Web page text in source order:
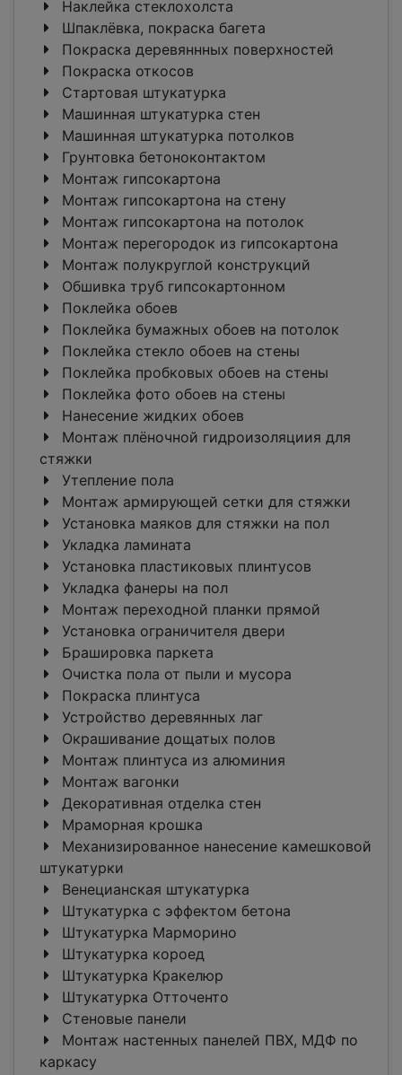
Наклейка стеклохолста
Шпаклёвка, покраска багета
Покраска деревяннных поверхностей
Покраска откосов
Стартовая штукатурка
Машинная штукатурка стен
Машинная штукатурка потолков
Грунтовка бетоноконтактом
Монтаж гипсокартона
Монтаж гипсокартона на стену
Монтаж гипсокартона на потолок
Монтаж перегородок из гипсокартона
Монтаж полукруглой конструкций
Обшивка труб гипсокартонном
Поклейка обоев
Поклейка бумажных обоев на потолок
Поклейка стекло обоев на стены
Поклейка пробковых обоев на стены
Поклейка фото обоев на стены
Нанесение жидких обоев
Монтаж плёночной гидроизоляциия для
стяжки
Утепление пола
Монтаж армирующей сетки для стяжки
Установка маяков для стяжки на пол
Укладка ламината
Установка пластиковых плинтусов
Укладка фанеры на пол
Монтаж переходной планки прямой
Установка ограничителя двери
Брашировка паркета
Очистка пола от пыли и мусора
Покраска плинтуса
Устройство деревянных лаг
Окрашивание дощатых полов
Монтаж плинтуса из алюминия
Монтаж вагонки
Декоративная отделка стен
Мраморная крошка
Механизированное нанесение камешковой
штукатурки
Венецианская штукатурка
Штукатурка с эффектом бетона
Штукатурка Марморино
Штукатурка короед
Штукатурка Кракелюр
Штукатурка Отточенто
Стеновые панели
Монтаж настенных панелей ПВХ, МДФ по
каркасу